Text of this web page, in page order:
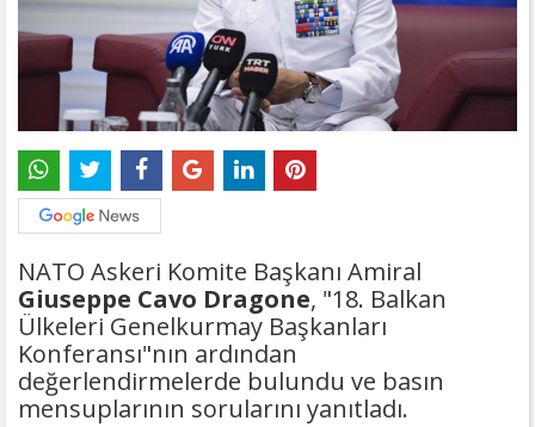
NATO Askeri Komite Başkanı Amiral
Giuseppe Cavo Dragone, "18. Balkan
Ülkeleri Genelkurmay Başkanları
Konferansı"nın ardından
değerlendirmelerde bulundu ve basın
mensuplarının sorularını yanıtladı.